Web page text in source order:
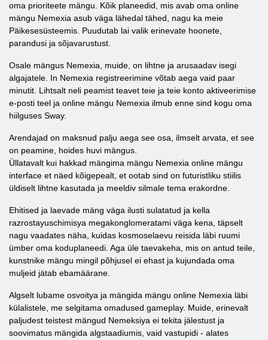
oma prioriteete mängu. Kõik planeedid, mis avab oma online
mängu Nemexia asub väga lähedal tähed, nagu ka meie
Päikesesüsteemis. Puudutab lai valik erinevate hoonete,
parandusi ja sõjavarustust.
Osale mängus Nemexia, muide, on lihtne ja arusaadav isegi
algajatele. In Nemexia registreerimine võtab aega vaid paar
minutit. Lihtsalt neli peamist teavet teie ja teie konto aktiveerimise
e-posti teel ja online mängu Nemexia ilmub enne sind kogu oma
hiilguses Sway.
Arendajad on maksnud palju aega see osa, ilmselt arvata, et see
on peamine, hoides huvi mängus.
Üllatavalt kui hakkad mängima mängu Nemexia online mängu
interface et näed kõigepealt, et ootab sind on futuristliku stiilis
üldiselt lihtne kasutada ja meeldiv silmale tema erakordne.
Ehitised ja laevade mäng väga ilusti sulatatud ja kella
razrostayuschimisya megakonglomeratami väga kena, täpselt
nagu vaadates näha, kuidas kosmoselaevu reisida läbi ruumi
ümber oma koduplaneedi. Aga üle taevakeha, mis on antud teile,
kunstnike mängu mingil põhjusel ei ehast ja kujundada oma
muljeid jätab ebamäärane.
Algselt lubame osvoitya ja mängida mängu online Nemexia läbi
külalistele, me selgitama omadused gameplay. Muide, erinevalt
paljudest teistest mängud Nemeksiya ei tekita jälestust ja
soovimatus mängida algstaadiumis, vaid vastupidi - alates